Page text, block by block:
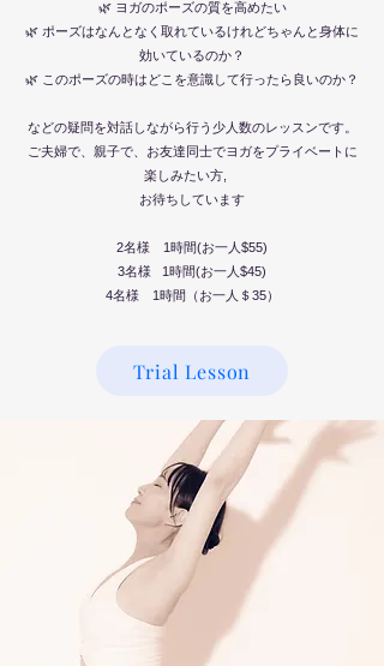
your Core
Yoga Private Class
料金：１回１時間半＄100（１時間＄8５）
🌿 体幹を強化し腰痛を改善したい方
🌿 骨盤周りを整え左右の歪みを改善したい
🌿 普段の歩き方、姿勢を改善したい方
🌿 瞑想と呼吸を取り入れながらリラックス
した雰囲気でストレッチしたい方
その方の最終的な体型の目標に応じて適切な
🌿 ヨガのポーズの質を高めたい
🌿 ポーズはなんとなく取れているけれどちゃんと身体に
効いているのか？
🌿 このポーズの時はどこを意識して行ったら良いのか？
などの疑問を対話しながら行う少人数のレッスンです。
ご夫婦で、親子で、お友達同士でヨガをプライベートに
楽しみたい方,
お待ちしています
2名様 1時間(お一人$55)
3名様 1時間(お一人$45)
​4名様 1時間（お一人＄35）
Trial Lesson